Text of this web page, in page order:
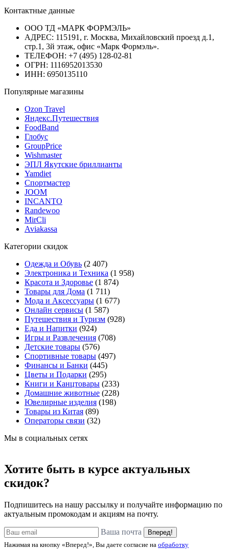
Контактные данные
ООО ТД «МАРК ФОРМЭЛЬ»
АДРЕС: 115191, г. Москва, Михайловский проезд д.1,
стр.1, 3й этаж, офис «Марк Формэль».
ТЕЛЕФОН: +7 (495) 128-02-81
ОГРН: 1116952013530
ИНН: 6950135110
Популярные магазины
Ozon Travel
Яндекс.Путешествия
FoodBand
Глобус
GroupPrice
Wishmaster
ЭПЛ Якутские бриллианты
Yamdiet
Спортмастер
JOOM
INCANTO
Randewoo
MirCli
Aviakassa
Категории скидок
Одежда и Обувь (2 407)
Электроника и Техника (1 958)
Красота и Здоровье (1 874)
Товары для Дома (1 711)
Мода и Аксессуары (1 677)
Онлайн сервисы (1 587)
Путешествия и Туризм (928)
Еда и Напитки (924)
Игры и Развлечения (708)
Детские товары (576)
Спортивные товары (497)
Финансы и Банки (445)
Цветы и Подарки (295)
Книги и Канцтовары (233)
Домашние животные (228)
Ювелирные изделия (198)
Товары из Китая (89)
Операторы связи (32)
Мы в социальных сетях
Хотите быть в курсе актуальных
скидок?
Подпишитесь на нашу рассылку и получайте информацию по
актуальным промокодам и акциям на почту.
Ваша почта
Вперед!
Нажимая на кнопку «Вперед!», Вы даете согласие на обработку